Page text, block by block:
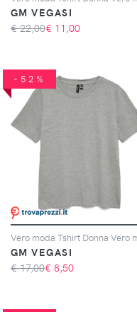
GM VEGASI
€ 22,00€ 11,00
-52%
GM VEGASI
€ 17,00€ 8,50